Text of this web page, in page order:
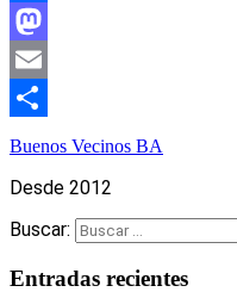
Facebook
Mastodon
Email
Compartir
Buenos Vecinos BA
Desde 2012
Buscar:
Entradas recientes